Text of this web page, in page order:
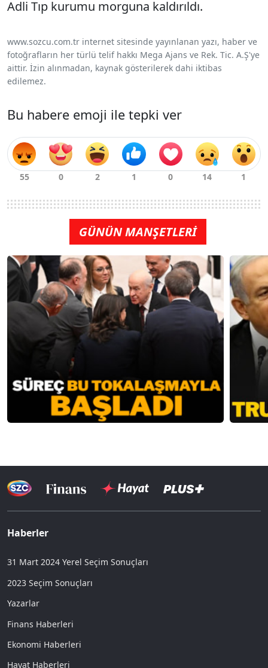
Adli Tıp kurumu morguna kaldırıldı.
www.sozcu.com.tr internet sitesinde yayınlanan yazı, haber ve
fotoğrafların her türlü telif hakkı Mega Ajans ve Rek. Tic. A.Ş'ye
aittir. İzin alınmadan, kaynak gösterilerek dahi iktibas
edilemez.
Bu habere emoji ile tepki ver
GÜNÜN MANŞETLERİ
Haberler
31 Mart 2024 Yerel Seçim Sonuçları
2023 Seçim Sonuçları
Yazarlar
Finans Haberleri
Ekonomi Haberleri
Hayat Haberleri